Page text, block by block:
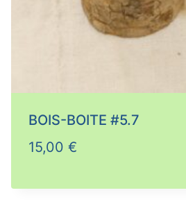
BOIS-BOITE #5.7
15,00 €